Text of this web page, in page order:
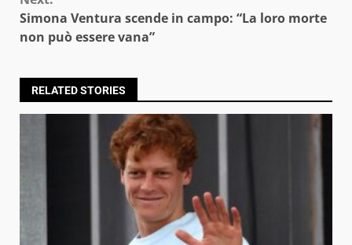
Simona Ventura scende in campo: “La loro morte
non può essere vana”
RELATED STORIES